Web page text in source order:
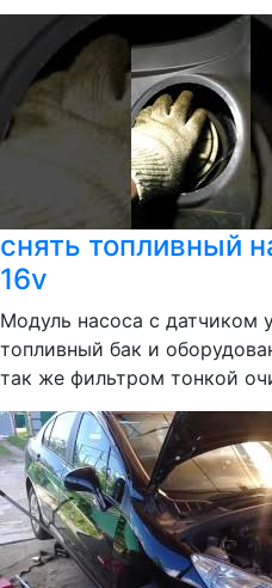
снять топливный
16v
Модуль насоса с датчиком
топливный бак и
так же фильтром тонкой